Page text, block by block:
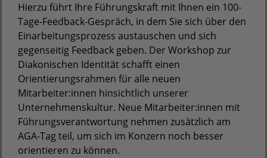
Hierzu führt Ihre Führungskraft mit Ihnen ein 100-
Tage-Feedback-Gespräch, in dem Sie sich über den
Einarbeitungsprozess austauschen und sich
gegenseitig Feedback geben. Der Workshop zur
Diakonischen Identität schafft einen
Orientierungsrahmen für alle neuen
Mitarbeiter:innen hinsichtlich unserer
Unternehmenskultur. Neue Mitarbeiter:innen mit
Führungsverantwortung nehmen zusätzlich am
AGA-Tag teil, um sich im Konzern noch besser
orientieren zu können.